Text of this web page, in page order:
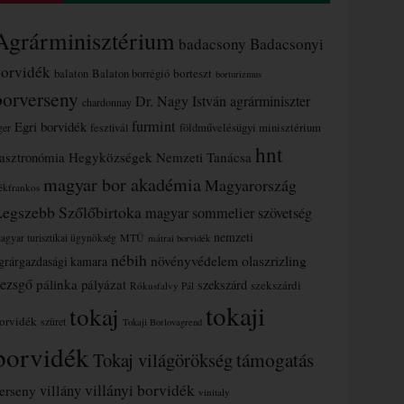
badacsony Badacsonyi
balaton Balaton borrégió borteszt borturizmus
chardonnay Dr. Nagy István agrárminiszter
Egri borvidék fesztivál furmint földművelésügyi minisztérium
Hegyközségek Nemzeti Tanácsa hnt
magyar bor akadémia Magyarország
Szőlőbirtoka magyar sommelier szövetség
turisztikai ügynökség MTÜ mátrai borvidék nemzeti
kamara nébih növényvédelem olaszrizling
pálinka pályázat Rókusfalvy Pál szekszárd szekszárdi
szüret tokaj Tokaji Borlovagrend tokaji
Tokaj világörökségtámogatás
villány villányi borvidék vinitaly